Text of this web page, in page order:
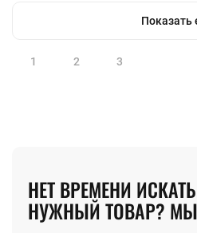
Показать
1 2 3
НЕТ ВРЕМЕНИ ИСКАТЬ
НУЖНЫЙ ТОВАР?